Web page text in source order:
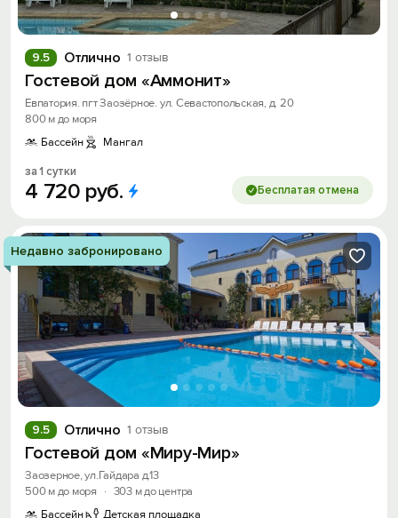
Отлично 1 отзыв
9.5
Гостевой дом «Аммонит»
Евпатория. пгт Заозёрное. ул. Севастопольская, д. 20
800 м до моря
Бассейн
Мангал
за 1 сутки
4 720 руб. Бесплатая отмена
Недавно забронировано
Отлично 1 отзыв
9.5
Гостевой дом «Миру-Мир»
Заозерное, ул.Гайдара д.13
500 м до моря
· 303 м до центра
Бассейн
Детская площадка